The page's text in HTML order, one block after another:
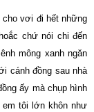
cho vơi đi hết những
chứ nói chi đến
mông xanh ngăn
cánh đồng sau nhà
ấy mà chụp hình
em tôi lớn khôn như